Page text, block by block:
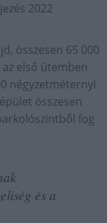
2022
összesen 65 000
első ütemben
négyzetméternyi
összesen
fog
és a